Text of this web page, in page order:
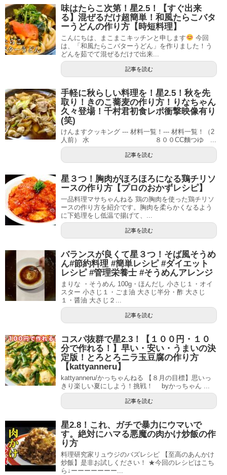
味はたらこ次第！星2.5！【すぐ出来
る】混ぜるだけ超簡単！和風たらこバタ
ーうどんの作り方【時短料理】
こんにちは、まこまこキッチンと申します
今回
は、「和風たらこバターうどん」を作りました！う
どんを茹でて混ぜるだけで出来...
記事を読む
手軽に秋らしい料理を！星2.5！秋を先
取り！きのこ蕎麦の作り方！りなちゃん
久々登場！千村君初食レポ衝撃映像有り
(笑)
けんますクッキング --- 材料一覧！--- 材料一覧！（2
人前） 水 ８００CC麵つゆ ...
記事を読む
星３つ！胸肉がほろほろになる鶏チリソ
ースの作り方【プロのおかずレシピ】
一品料理マサちゃんねる 鶏の胸肉を使った鶏チリソ
ースの作り方を紹介です。胸肉を柔らかくなるよう
に下処理をし低温で揚げて、...
記事を読む
バランスが良くて星３つ！そば風そうめ
ん#節約料理 #簡単レシピ #ダイエット
レシピ #管理栄養士 #そうめんアレンジ
まりな ・そうめん 100g・ほんだし 小さじ１・オイ
スター 小さじ１・ごま油 大さじ半分・酢 大さじ
１・醤油 大さじ２...
記事を読む
コスパ抜群で星2.3！【１００円・１０
分で作れる！】早い・安い・うまいの決
定版！とろとろニラ玉豆腐の作り方
【kattyanneru】
kattyanneru/かっちゃんねる 【８月の目標】思いっ
きり楽しい夏にしよう！挑戦！ byかっちゃん ...
記事を読む
星2.8！これ、ガチで暴力にウマいで
す。絶対にハマる悪魔の肉かけ炒飯の作
り方
料理研究家リュウジのバズレシピ 【至高のあんかけ
炒飯】是非お試しください！ ★今回のレシピはこち
ら↓ーーーーーーー...